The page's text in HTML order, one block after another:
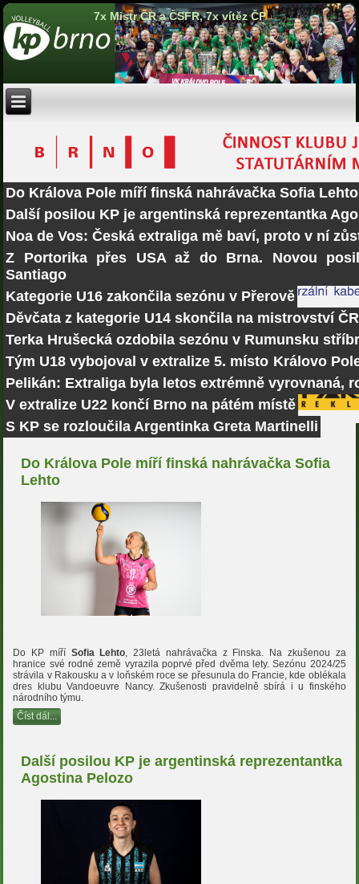
7x Mistr ČR a ČSFR, 7x vítěz ČP
Do Králova Pole míří finská nahrávačka Sofia Lehto
Další posilou KP je argentinská reprezentantka
Noa de Vos: Česká extraliga mě baví, proto v ní
Z Portorika přes USA až do Brna. Novou
Santiago
Kategorie U16 zakončila sezónu v Přerově
Děvčata z kategorie U14 skončila na mistrovství
Terka Hrušecká ozdobila sezónu v Rumunsku
Tým U18 vybojoval v extralize 5. místo Královo
Pelikán: Extraliga byla letos extrémně vyrovnaná,
V extralize U22 končí Brno na pátém místě
S KP se rozloučila Argentinka Greta Martinelli
Do Králova Pole míří finská nahrávačka Sofia
Lehto
Do KP míří Sofia Lehto, 23letá nahrávačka z Finska. Na zkušenou za
hranice své rodné země vyrazila poprvé před dvěma lety. Sezónu 2024/25
strávila v Rakousku a v loňském roce se přesunula do Francie, kde oblékala
dres klubu Vandoeuvre Nancy. Zkušenosti pravidelně sbírá i u finského
národního týmu.
Číst dál...
Další posilou KP je argentinská reprezentantka
Agostina Pelozo